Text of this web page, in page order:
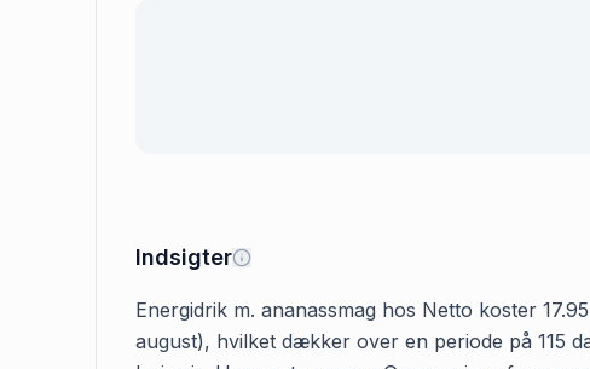
Indsigter
Energidrik m. ananassmag hos Netto koster
august), hvilket dækker over en periode på 115